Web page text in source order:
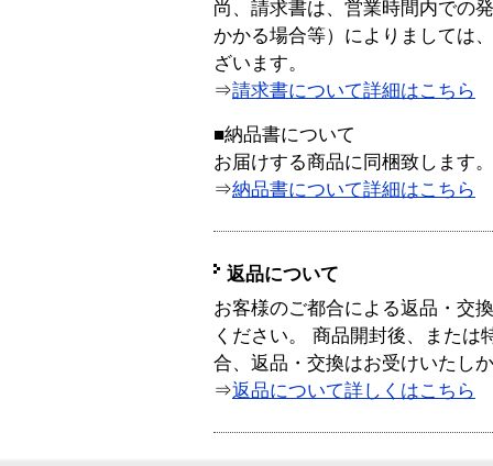
尚、請求書は、営業時間内での
かかる場合等）によりましては
ざいます。
⇒請求書について詳細はこちら
■納品書について
お届けする商品に同梱致します。
⇒納品書について詳細はこちら
返品について
お客様のご都合による返品・交
ください。 商品開封後、または
合、返品・交換はお受けいたし
⇒返品について詳しくはこちら